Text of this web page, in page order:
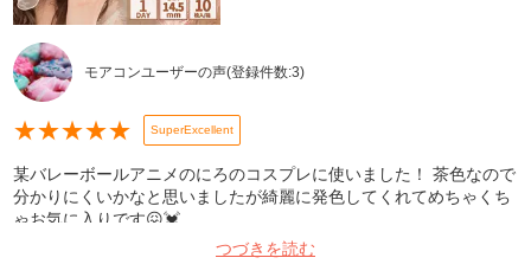
モアコンユーザーの声(登録件数:3)
★★★★★ SuperExcellent
某バレーボールアニメのにろのコスプレに使いました！ 茶色なので
分かりにくいかなと思いましたが綺麗に発色してくれてめちゃくち
ゃお気に入りです😖💓‪
つづきを読む